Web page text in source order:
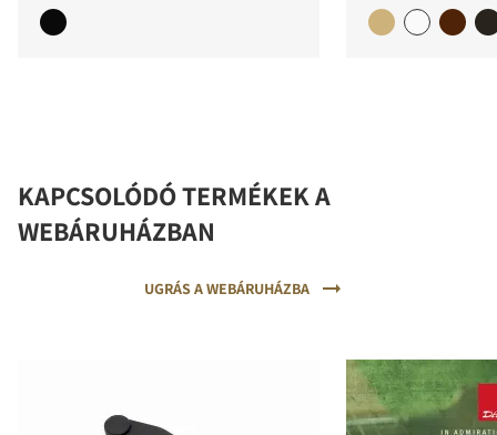
KAPCSOLÓDÓ TERMÉKEK A
WEBÁRUHÁZBAN
UGRÁS A WEBÁRUHÁZBA